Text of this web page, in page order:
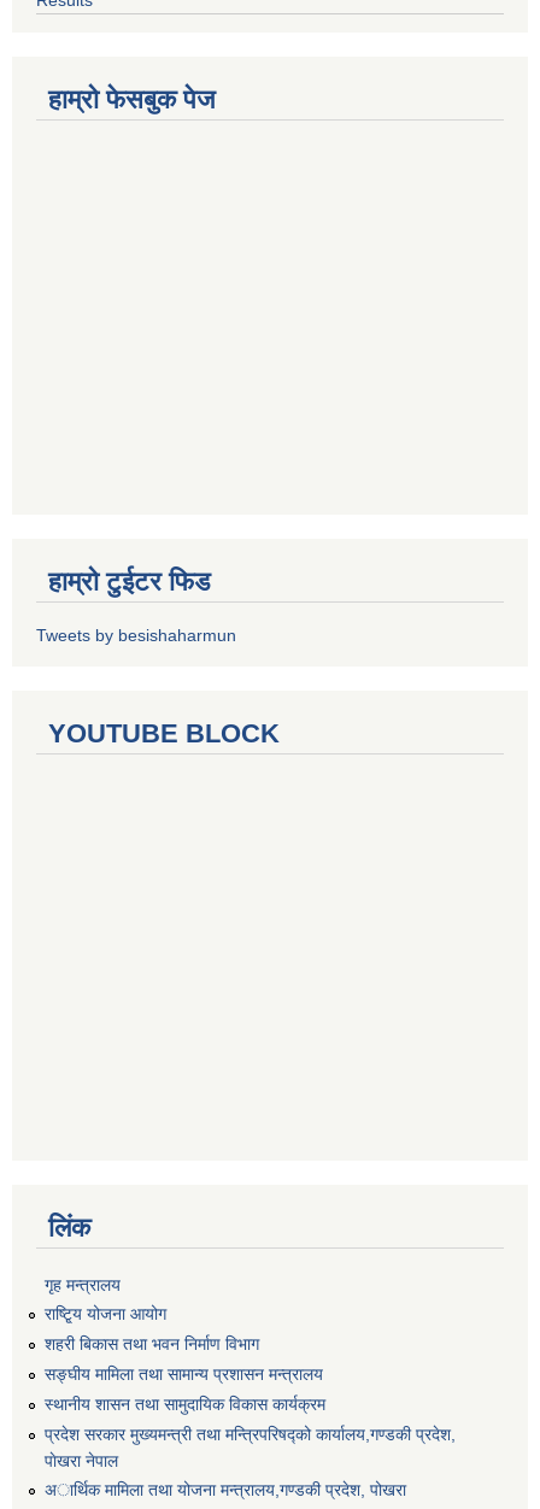
हाम्रो फेसबुक पेज
हाम्रो टुईटर फिड
Tweets by besishaharmun
YOUTUBE BLOCK
लिंक
गृह मन्त्रालय
राष्टि्ृय योजना आयोग
शहरी बिकास तथा भवन निर्माण विभाग
सङ्घीय मामिला तथा सामान्य प्रशासन मन्त्रालय
स्थानीय शासन तथा सामुदायिक विकास कार्यक्रम
प्रदेश सरकार मुख्यमन्त्री तथा मन्त्रिपरिषद्को कार्यालय,गण्डकी प्रदेश,
पाेखरा नेपाल
अार्थिक मामिला तथा योजना मन्त्रालय,गण्डकी प्रदेश, पोखरा